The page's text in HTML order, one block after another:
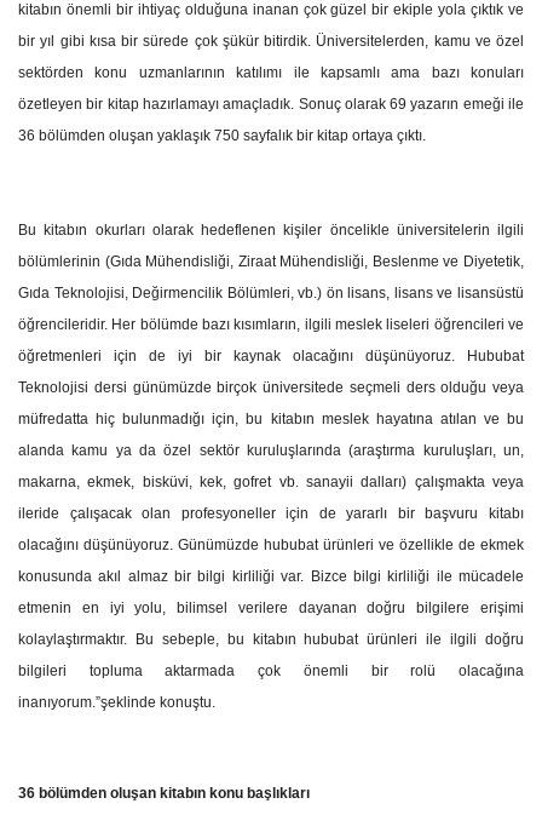
kitabın önemli bir ihtiyaç olduğuna inanan çok güzel bir ekiple yola çıktık ve
bir yıl gibi kısa bir sürede çok şükür bitirdik. Üniversitelerden, kamu ve özel
sektörden konu uzmanlarının katılımı ile kapsamlı ama bazı konuları
özetleyen bir kitap hazırlamayı amaçladık. Sonuç olarak 69 yazarın emeği ile
36 bölümden oluşan yaklaşık 750 sayfalık bir kitap ortaya çıktı.
Bu kitabın okurları olarak hedeflenen kişiler öncelikle üniversitelerin ilgili
bölümlerinin (Gıda Mühendisliği, Ziraat Mühendisliği, Beslenme ve Diyetetik,
Gıda Teknolojisi, Değirmencilik Bölümleri, vb.) ön lisans, lisans ve lisansüstü
öğrencileridir. Her bölümde bazı kısımların, ilgili meslek liseleri öğrencileri ve
öğretmenleri için de iyi bir kaynak olacağını düşünüyoruz. Hububat
Teknolojisi dersi günümüzde birçok üniversitede seçmeli ders olduğu veya
müfredatta hiç bulunmadığı için, bu kitabın meslek hayatına atılan ve bu
alanda kamu ya da özel sektör kuruluşlarında (araştırma kuruluşları, un,
makarna, ekmek, bisküvi, kek, gofret vb. sanayii dalları) çalışmakta veya
ileride çalışacak olan profesyoneller için de yararlı bir başvuru kitabı
olacağını düşünüyoruz. Günümüzde hububat ürünleri ve özellikle de ekmek
konusunda akıl almaz bir bilgi kirliliği var. Bizce bilgi kirliliği ile mücadele
etmenin en iyi yolu, bilimsel verilere dayanan doğru bilgilere erişimi
kolaylaştırmaktır. Bu sebeple, bu kitabın hububat ürünleri ile ilgili doğru
bilgileri topluma aktarmada çok önemli bir rolü olacağına
inanıyorum.”şeklinde konuştu.
36 bölümden oluşan kitabın konu başlıkları